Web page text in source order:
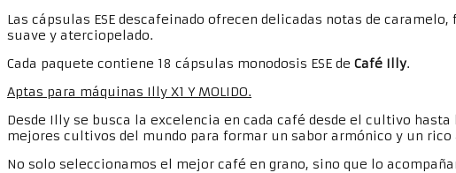
cantidad
Las cápsulas ESE descafeinado ofrecen delicadas notas de
suave y aterciopelado.
Cada paquete contiene 18 cápsulas monodosis ESE de Café Illy.
Aptas para máquinas Illy X1 Y MOLIDO.
Desde Illy se busca la excelencia en cada café desde el cultivo
mejores cultivos del mundo para formar un sabor armónico y un rico
No solo seleccionamos el mejor café en grano, sino que lo